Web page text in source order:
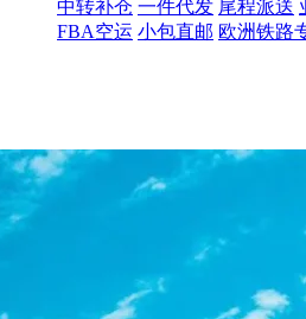
中转补仓 一件代发 尾程派送
FBA空运 小包直邮 欧洲铁路